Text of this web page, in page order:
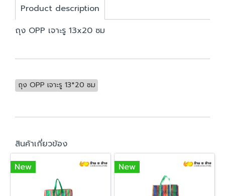
Product description
ถุง OPP เจาะรู 13x20 ซม
ถุง OPP เจาะรู 13*20 ซม
สินค้าเกี่ยวข้อง
New
New